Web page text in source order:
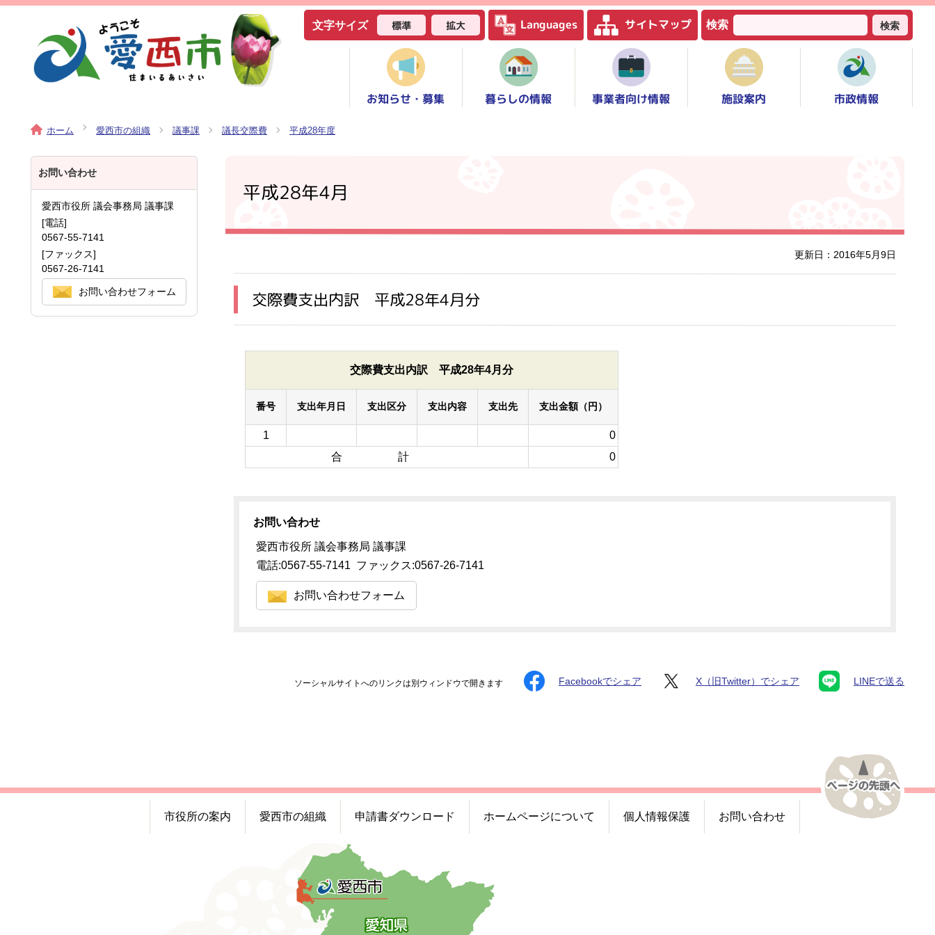
文字サイズ 標準 拡大 Languages サイトマップ 検索 検索
お知らせ・募集 暮らしの情報 事業者向け情報 施設案内 市政情報
ホーム 愛西市の組織 議事課 議長交際費 平成28年度
平成28年4月
更新日：2016年5月9日
交際費支出内訳 平成28年4月分
交際費支出内訳 平成28年4月分
番号 支出年月日 支出区分 支出内容 支出先 支出金額（円）
1
0
合 計
0
お問い合わせ
愛西市役所 議会事務局 議事課
電話:0567-55-7141 ファックス:0567-26-7141
お問い合わせフォーム
お問い合わせ
愛西市役所 議会事務局 議事課
[電話]
0567-55-7141
[ファックス]
0567-26-7141
お問い合わせフォーム
ソーシャルサイトへのリンクは別ウィンドウで開きます Facebookでシェア X（旧Twitter）でシェア LINEで送る
市役所の案内 愛西市の組織 申請書ダウンロード ホームページについて 個人情報保護 お問い合わせ